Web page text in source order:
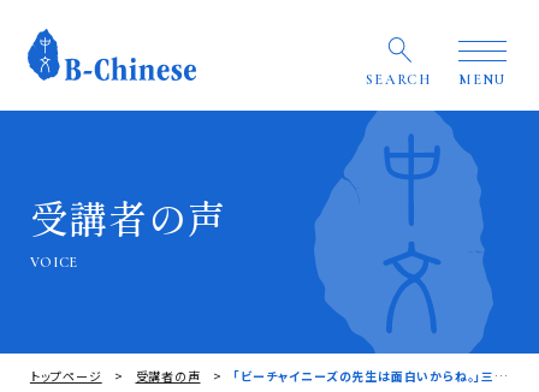
SEARCH MENU
受講者の声
VOICE
トップページ 受講者の声 「ビーチャイニーズの先生は面白いからね。」三氏の会話